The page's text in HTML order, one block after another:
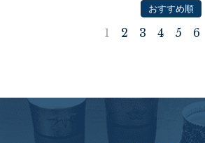
おすすめ順
1 2 3 4 5 6